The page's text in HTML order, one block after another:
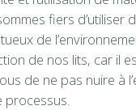
fiers d’utiliser
de
de nos lits, car il
de ne pas nuire à
processus.